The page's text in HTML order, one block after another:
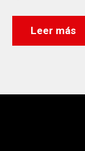
Leer más